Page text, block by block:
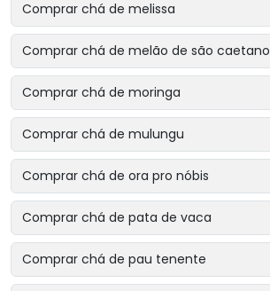
Comprar chá de melissa
Comprar chá de melão de são caetano
Comprar chá de moringa
Comprar chá de mulungu
Comprar chá de ora pro nóbis
Comprar chá de pata de vaca
Comprar chá de pau tenente